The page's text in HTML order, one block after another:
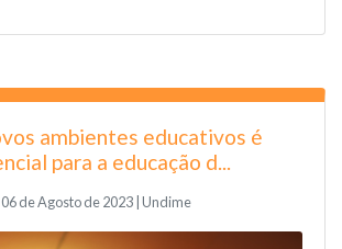
ambientes educativos é
para a educação d...
06 de Agosto de 2023 | Undime